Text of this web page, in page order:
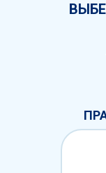
понял.